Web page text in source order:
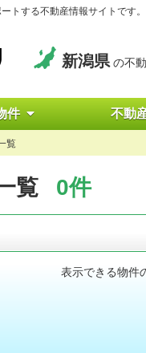
トする不動産情報サイトです。
新潟県 の不
件 不動
覧
覧 0件
表示できる物件